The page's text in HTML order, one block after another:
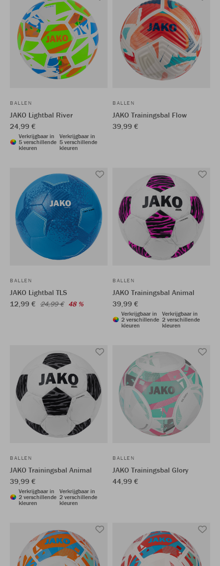
BALLEN
JAKO Lightbal River
24,99 €
Verkrijgbaar in
5 verschillende
kleuren
Verkrijgbaar in
5 verschillende
kleuren
BALLEN
JAKO Trainingsbal Flow
39,99 €
BALLEN
JAKO Lightbal TLS
12,99 € 24,99 € 48 %
BALLEN
JAKO Trainingsbal Animal
39,99 €
Verkrijgbaar in
2 verschillende
kleuren
Verkrijgbaar in
2 verschillende
kleuren
BALLEN
JAKO Trainingsbal Animal
39,99 €
Verkrijgbaar in
2 verschillende
kleuren
Verkrijgbaar in
2 verschillende
kleuren
BALLEN
JAKO Trainingsbal Glory
44,99 €